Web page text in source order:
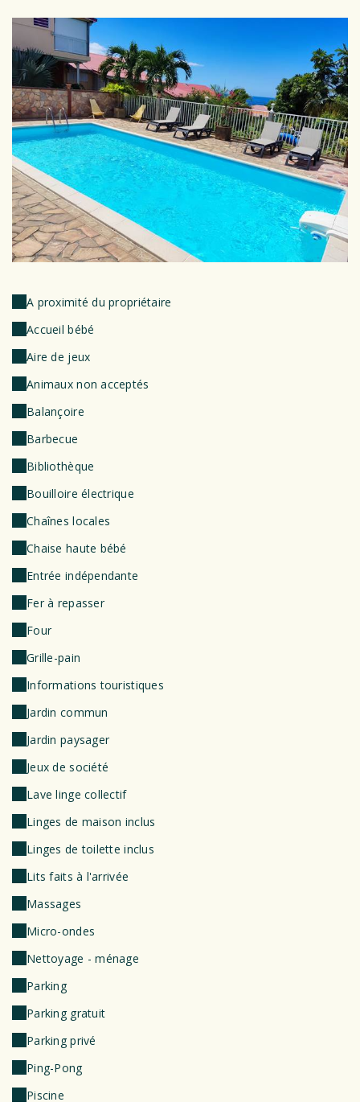
A proximité du propriétaire
Accueil bébé
Aire de jeux
Animaux non acceptés
Balançoire
Barbecue
Bibliothèque
Bouilloire électrique
Chaînes locales
Chaise haute bébé
Entrée indépendante
Fer à repasser
Four
Grille-pain
Informations touristiques
Jardin commun
Jardin paysager
Jeux de société
Lave linge collectif
Linges de maison inclus
Linges de toilette inclus
Lits faits à l'arrivée
Massages
Micro-ondes
Nettoyage - ménage
Parking
Parking gratuit
Parking privé
Ping-Pong
Piscine